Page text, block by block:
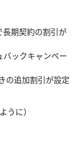
長期契約の割引が
バックキャンペー
の追加割引が設定
うに）